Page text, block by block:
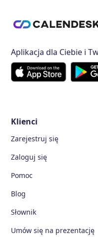
Aplikacja dla Ciebie i
Klienci
Zarejestruj się
Zaloguj się
Pomoc
Blog
Słownik
Umów się na prezentację